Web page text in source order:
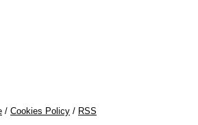
/ Cookies Policy / RSS